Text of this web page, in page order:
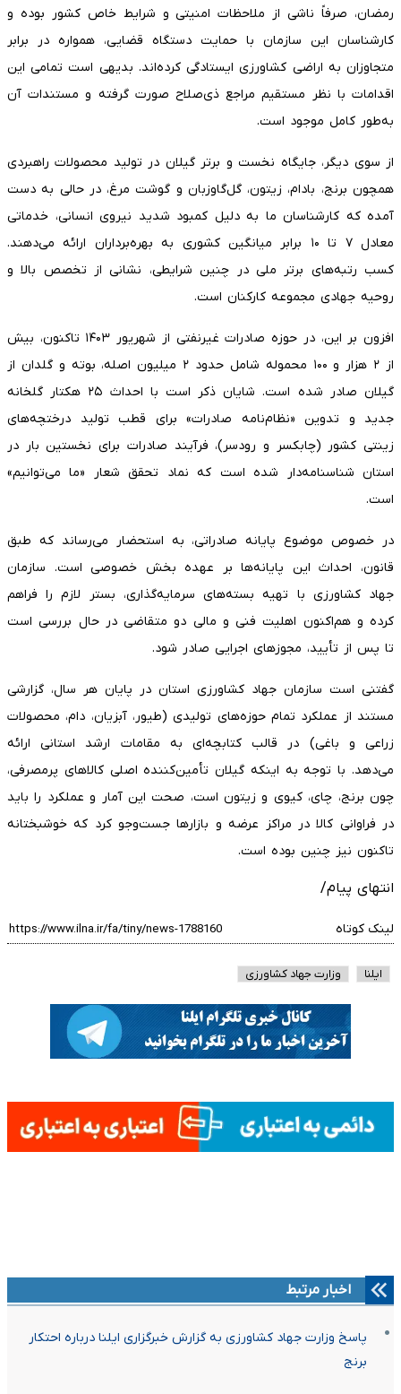
رمضان، صرفاً ناشی از ملاحظات امنیتی و شرایط خاص کشور بوده و
کارشناسان این سازمان با حمایت دستگاه قضایی، همواره در برابر
متجاوزان به اراضی کشاورزی ایستادگی کرده‌اند. بدیهی است تمامی این
اقدامات با نظر مستقیم مراجع ذی‌صلاح صورت گرفته و مستندات آن
به‌طور کامل موجود است.
از سوی دیگر، جایگاه نخست و برتر گیلان در تولید محصولات راهبردی
همچون برنج، بادام، زیتون، گل‌گاوزبان و گوشت مرغ، در حالی به دست
آمده که کارشناسان ما به دلیل کمبود شدید نیروی انسانی، خدماتی
معادل ۷ تا ۱۰ برابر میانگین کشوری به بهره‌برداران ارائه می‌دهند.
کسب رتبه‌های برتر ملی در چنین شرایطی، نشانی از تخصص بالا و
روحیه جهادی مجموعه کارکنان است.
افزون بر این، در حوزه صادرات غیرنفتی از شهریور ۱۴۰۳ تاکنون، بیش
از ۲ هزار و ۱۰۰ محموله شامل حدود ۲ میلیون اصله، بوته و گلدان از
گیلان صادر شده است. شایان ذکر است با احداث ۲۵ هکتار گلخانه
جدید و تدوین «نظام‌نامه صادرات» برای قطب تولید درختچه‌های
زینتی کشور (چابکسر و رودسر)، فرآیند صادرات برای نخستین بار در
استان شناسنامه‌دار شده است که نماد تحقق شعار «ما می‌توانیم»
است.
در خصوص موضوع پایانه صادراتی، به استحضار می‌رساند که طبق
قانون، احداث این پایانه‌ها بر عهده بخش خصوصی است. سازمان
جهاد کشاورزی با تهیه بسته‌های سرمایه‌گذاری، بستر لازم را فراهم
کرده و هم‌اکنون اهلیت فنی و مالی دو متقاضی در حال بررسی است
تا پس از تأیید، مجوز‌های اجرایی صادر شود.
گفتنی است سازمان جهاد کشاورزی استان در پایان هر سال، گزارشی
مستند از عملکرد تمام حوزه‌های تولیدی (طیور، آبزیان، دام، محصولات
زراعی و باغی) در قالب کتابچه‌ای به مقامات ارشد استانی ارائه
می‌دهد. با توجه به اینکه گیلان تأمین‌کننده اصلی کالا‌های پرمصرفی،
چون برنج، چای، کیوی و زیتون است، صحت این آمار و عملکرد را باید
در فراوانی کالا در مراکز عرضه و بازار‌ها جست‌و‌جو کرد که خوشبختانه
تاکنون نیز چنین بوده است.
انتهای پیام/
لینک کوتاه
ایلنا وزارت جهاد کشاورزی
اخبار مرتبط
پاسخ وزارت جهاد کشاورزی به گزارش خبرگزاری ایلنا درباره احتکار
برنج